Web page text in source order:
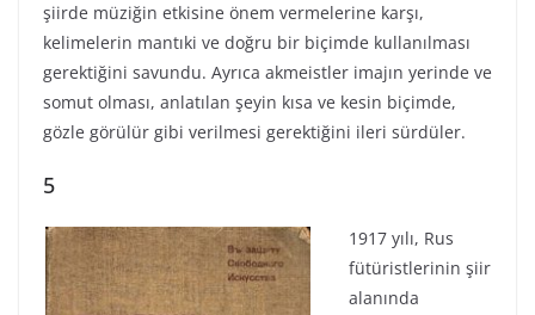
şiirde müziğin etkisine önem vermelerine karşı,
kelimelerin mantıki ve doğru bir biçimde kullanılması
gerektiğini savundu. Ayrıca akmeistler imajın yerinde ve
somut olması, anlatılan şeyin kısa ve kesin biçimde,
gözle görülür gibi verilmesi gerektiğini ileri sürdüler.
5
1917 yılı, Rus
fütüristlerinin şiir
alanında